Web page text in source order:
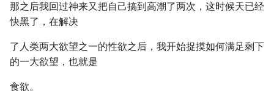
那之后我回过神来又把自己搞到高潮了两次，这时候天已经
快黑了，在解决
了人类两大欲望之一的性欲之后，我开始捉摸如何满足剩下
的一大欲望，也就是
食欲。